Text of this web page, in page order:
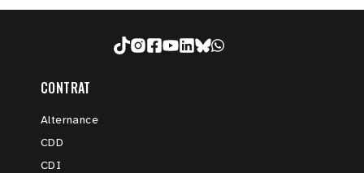
CONTRAT
Alternance
CDD
CDI